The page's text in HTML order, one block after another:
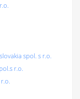
spol. s r.o.
r.o.